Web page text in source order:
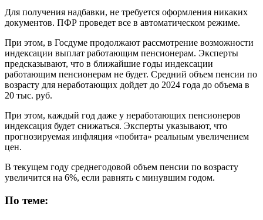
Для получения надбавки, не требуется оформления никаких
документов. ПФР проведет все в автоматическом режиме.
При этом, в Госдуме продолжают рассмотрение возможности
индексации выплат работающим пенсионерам. Эксперты
предсказывают, что в ближайшие годы индексации
работающим пенсионерам не будет. Средний объем пенсии по
возрасту для неработающих дойдет до 2024 года до объема в
20 тыс. руб.
При этом, каждый год даже у неработающих пенсионеров
индексация будет снижаться. Эксперты указывают, что
прогнозируемая инфляция «побита» реальным увеличением
цен.
В текущем году среднегодовой объем пенсии по возрасту
увеличится на 6%, если равнять с минувшим годом.
По теме: